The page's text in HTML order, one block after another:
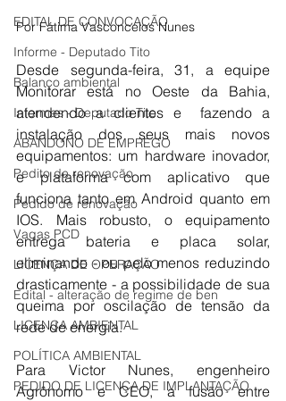
EDITAL DE CONVOCAÇÃO
Informe - Deputado Tito
Balanço ambiental
Informes - Deputado Tito
ABANDONO DE EMPREGO
Pedito de renovação
Pedido de renovação
Vagas PCD
LICENÇA DE OPERAÇÃO
Edital - alteração de regime de ben
LICENÇA AMBIENTAL
POLÍTICA AMBIENTAL
PEDIDO DE LICENÇA DE IMPLANTAÇÃO
Por Fátima Vasconcelos Nunes
Desde segunda-feira, 31, a equipe
Monitorar está no Oeste da Bahia,
atendendo a clientes e  fazendo a
instalação dos seus mais novos
equipamentos: um hardware inovador,
e plataforma com aplicativo que
funciona tanto em Android quanto em
IOS. Mais robusto, o equipamento
entrega bateria e placa solar,
eliminando - ou pelo menos reduzindo
drasticamente - a possibilidade de sua
queima por oscilação de tensão da
rede de energia.
Para Victor Nunes, engenheiro
Agrônomo e CEO, a fusão entre